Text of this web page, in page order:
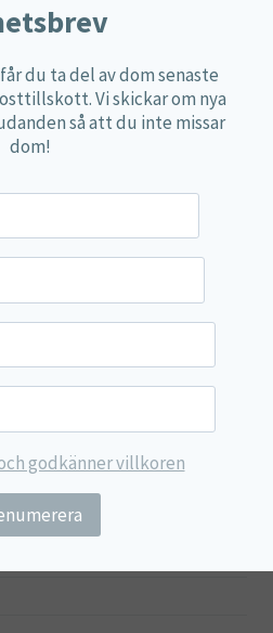
Institutet
du ta del av dom senaste
Vi skickar om nya
så att du inte missar
dom!
godkänner villkoren